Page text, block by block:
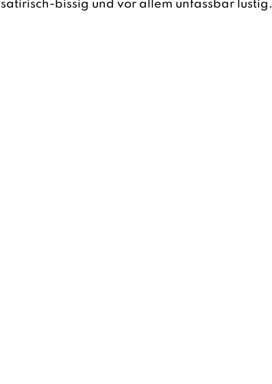
satirisch-bissig und vor allem unfassbar lustig.